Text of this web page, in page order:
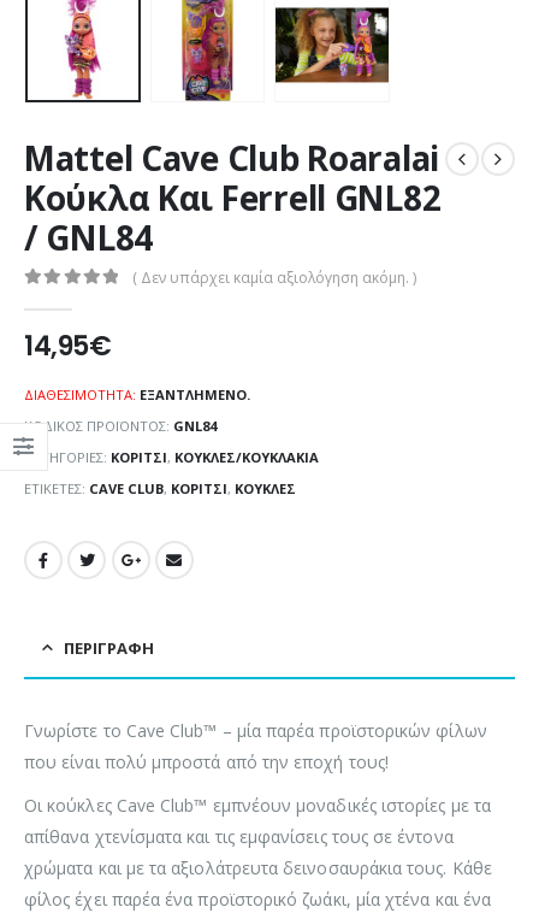
Mattel Cave Club Roaralai
Κούκλα Και Ferrell GNL82
/ GNL84
( Δεν υπάρχει καμία αξιολόγηση ακόμη. )
14,95€
ΔΙΑΘΕΣΙΜΌΤΗΤΑ: ΕΞΑΝΤΛΗΜΈΝΟ.
ΚΩΔΙΚΌΣ ΠΡΟΪΌΝΤΟΣ: GNL84
ΚΑΤΗΓΟΡΊΕΣ: ΚΟΡΊΤΣΙ, ΚΟΎΚΛΕΣ/ΚΟΥΚΛΆΚΙΑ
ΕΤΙΚΈΤΕΣ: CAVE CLUB, ΚΟΡΊΤΣΙ, ΚΟΎΚΛΕΣ
ΠΕΡΙΓΡΑΦΉ
Γνωρίστε το Cave Club™ – μία παρέα προϊστορικών φίλων
που είναι πολύ μπροστά από την εποχή τους!
Οι κούκλες Cave Club™ εμπνέουν μοναδικές ιστορίες με τα
απίθανα χτενίσματα και τις εμφανίσεις τους σε έντονα
χρώματα και με τα αξιολάτρευτα δεινοσαυράκια τους. Κάθε
φίλος έχει παρέα ένα προϊστορικό ζωάκι, μία χτένα και ένα